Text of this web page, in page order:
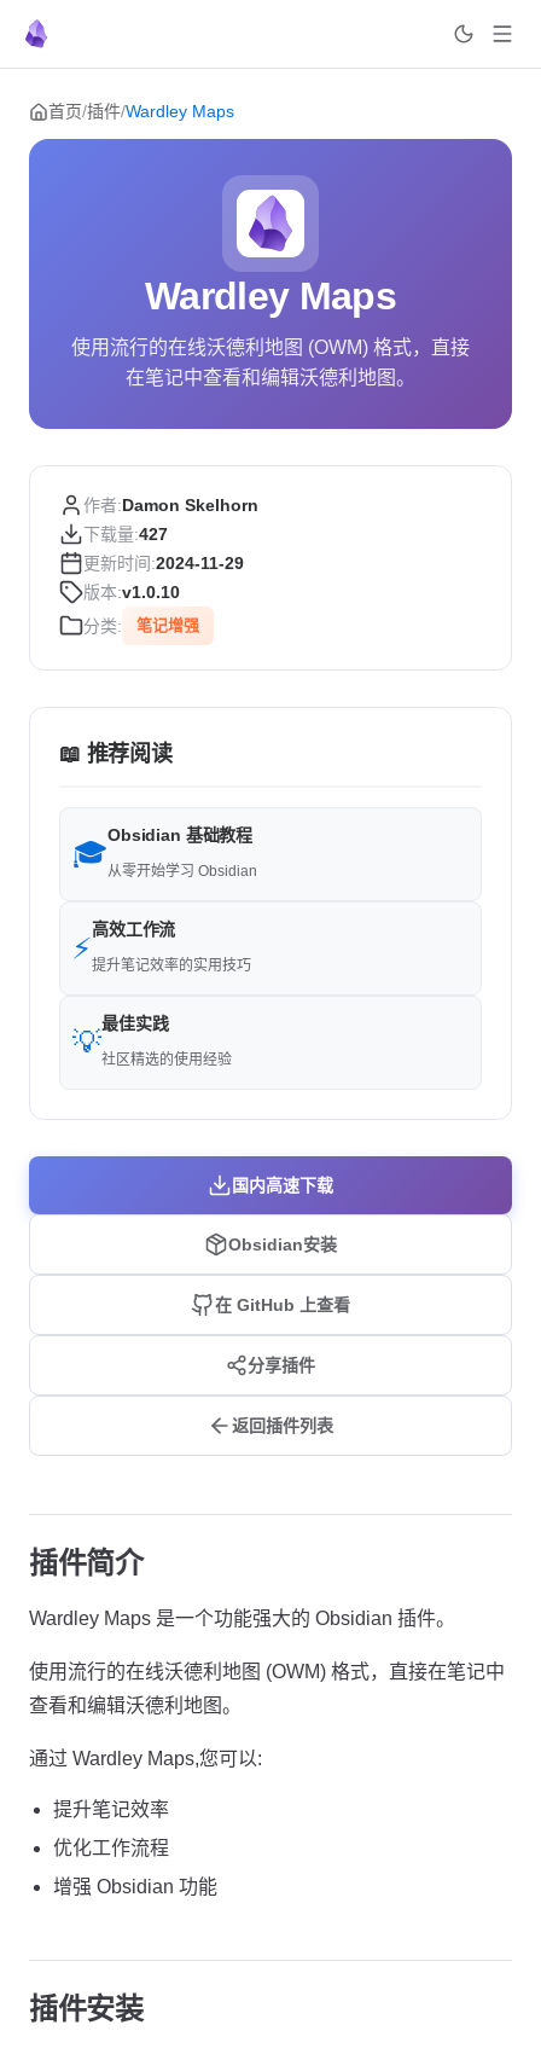
Skip to content
首页/插件/Wardley Maps
Wardley Maps
使用流行的在线沃德利地图 (OWM) 格式，直接
在笔记中查看和编辑沃德利地图。
作者:Damon Skelhorn
下载量:427
更新时间:2024-11-29
版本:v1.0.10
分类:
笔记增强
📖 推荐阅读
🎓
Obsidian 基础教程
从零开始学习 Obsidian
⚡
高效工作流
提升笔记效率的实用技巧
💡
最佳实践
社区精选的使用经验
国内高速下载
Obsidian安装
在 GitHub 上查看
分享插件
返回插件列表
插件简介
Wardley Maps 是一个功能强大的 Obsidian 插件。
使用流行的在线沃德利地图 (OWM) 格式，直接在笔记中
查看和编辑沃德利地图。
通过 Wardley Maps,您可以:
提升笔记效率
优化工作流程
增强 Obsidian 功能
插件安装